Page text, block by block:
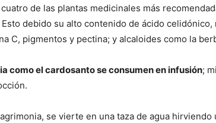
de las plantas medicinales más
debido su alto contenido de ácido celidónico,
C, pigmentos y pectina; y alcaloides como la
como el cardosanto se consumen en infusión;
se vierte en una taza de agua hirviendo